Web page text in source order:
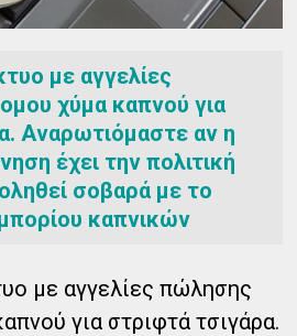
με αγγελίες
χύμα καπνού για
Αναρωτιόμαστε αν η
έχει την πολιτική
σοβαρά με το
καπνικών
με αγγελίες πώλησης
για στριφτά τσιγάρα.